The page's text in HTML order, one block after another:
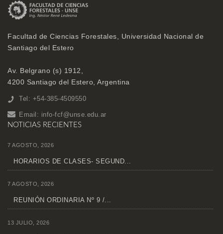
Facultad de Ciencias Forestales, Universidad Nacional de
Santiago del Estero
Av. Belgrano (s) 1912,
4200 Santiago del Estero, Argentina
Tel: +54-385-4509550
Email: info-fcf@unse.edu.ar
NOTICIAS RECIENTES
7 AGOSTO, 2026
HORARIOS DE CLASES- SEGUND...
7 AGOSTO, 2026
REUNIÓN ORDINARIA Nº 9 /...
13 JULIO, 2026